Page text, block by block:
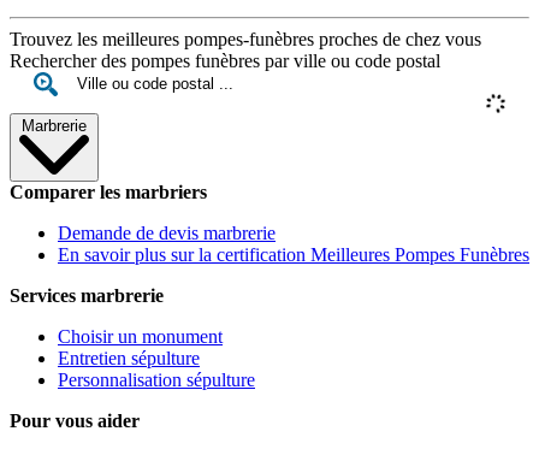
Trouvez les meilleures pompes-funèbres proches de chez vous
Rechercher des pompes funèbres par ville ou code postal
Marbrerie
Comparer les marbriers
Demande de devis marbrerie
En savoir plus sur la certification Meilleures Pompes Funèbres
Services marbrerie
Choisir un monument
Entretien sépulture
Personnalisation sépulture
Pour vous aider